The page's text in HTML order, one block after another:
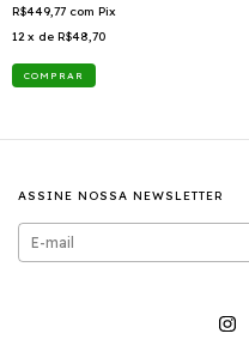
R$449,77 com Pix
12 x de R$48,70
ASSINE NOSSA NEWSLETTER